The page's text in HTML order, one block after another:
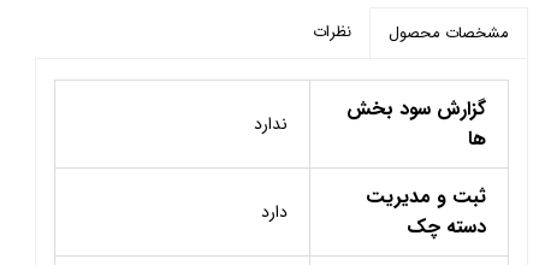
مشخصات محصول نظرات
گزارش سود بخش
ها
ندارد
ثبت و مدیریت
دسته چک
دارد